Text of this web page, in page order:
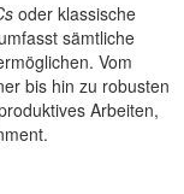
oder klassische
sämtliche
Vom
bis hin zu robusten
Arbeiten,